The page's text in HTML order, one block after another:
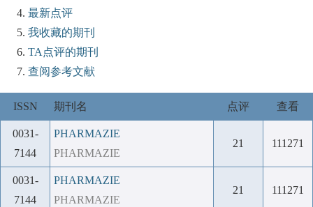
最新点评
我收藏的期刊
TA点评的期刊
查阅参考文献
ISSN 期刊名 点评 查看
0031-
7144
PHARMAZIE
PHARMAZIE
21 111271
0031-
7144
PHARMAZIE
PHARMAZIE
21 111271